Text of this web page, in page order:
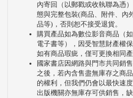
內寄回（以郵戳或收執聯為憑
態與完整包裝(商品、附件、內
品等)，否則恕不接受退貨。
購買產品如為數位影音商品（
電子書等），因受智慧財產權
如有商品瑕疵，僅可更換相同產
國家書店因網路與門市共同銷
之後，若內含售盡無庫存之商
的權利，但我們仍會以最快速
出版機關亦無庫存可供銷售，